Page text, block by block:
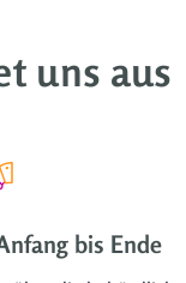
uns aus
bis Ende